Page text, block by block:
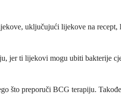
uključujući lijekove na
jer ti lijekovi mogu ubiti bakterije
što preporuči BCG terapiju.